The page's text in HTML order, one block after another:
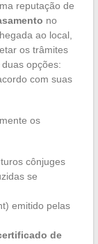
reputação de
no
ao local,
os trâmites
opções:
com suas
os
cônjuges
se
emitido pelas
de